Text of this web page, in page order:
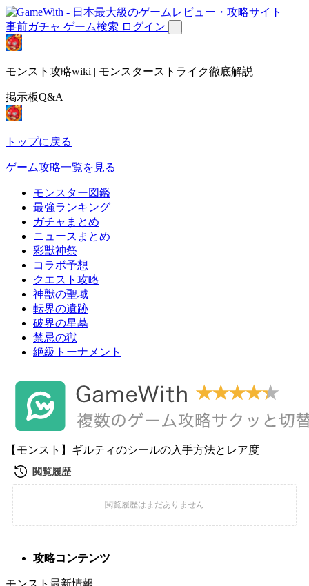
事前ガチャ ゲーム検索 ログイン
モンスト攻略wiki | モンスターストライク徹底解説
掲示板Q&A
トップに戻る
ゲーム攻略一覧を見る
モンスター図鑑
最強ランキング
ガチャまとめ
ニュースまとめ
彩獣神祭
コラボ予想
クエスト攻略
神獣の聖域
転界の遺跡
破界の星墓
禁忌の獄
絶級トーナメント
【モンスト】ギルティのシールの入手方法とレア度
攻略コンテンツ
モンスト最新情報